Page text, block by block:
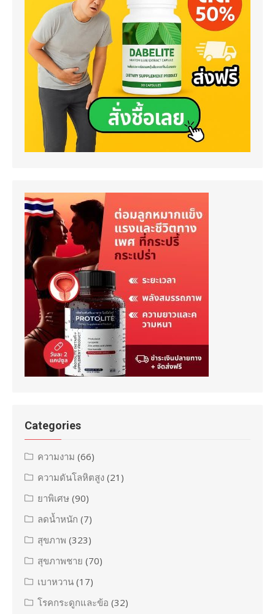
Categories
ความงาม (66)
ความดันโลหิตสูง (21)
ยาพิเศษ (90)
ลดน้ำหนัก (7)
สุขภาพ (323)
สุขภาพชาย (70)
เบาหวาน (17)
โรคกระดูกและข้อ (32)